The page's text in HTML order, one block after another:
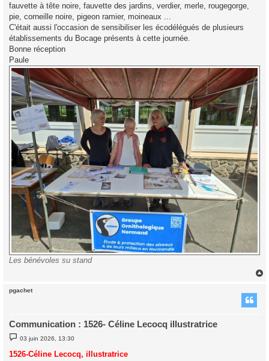
fauvette à tête noire, fauvette des jardins, verdier, merle, rougegorge,
pie, corneille noire, pigeon ramier, moineaux ...
C'était aussi l'occasion de sensibiliser les écodélégués de plusieurs
établissements du Bocage présents à cette journée.
Bonne réception
Paule
Les bénévoles su stand
pgachet
Communication : 1526- Céline Lecocq illustratrice
M
e
s
s
03 juin 2026, 13:30
1526-Céline Lecocq, illustratrice